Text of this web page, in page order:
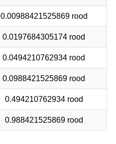
0.00988421525869 rood
0.0197684305174 rood
0.0494210762934 rood
0.0988421525869 rood
0.494210762934 rood
0.988421525869 rood